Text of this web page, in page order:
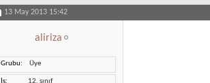
13 May 2013 15:42
aliriza
Grubu Üye
İş 12. sınıf